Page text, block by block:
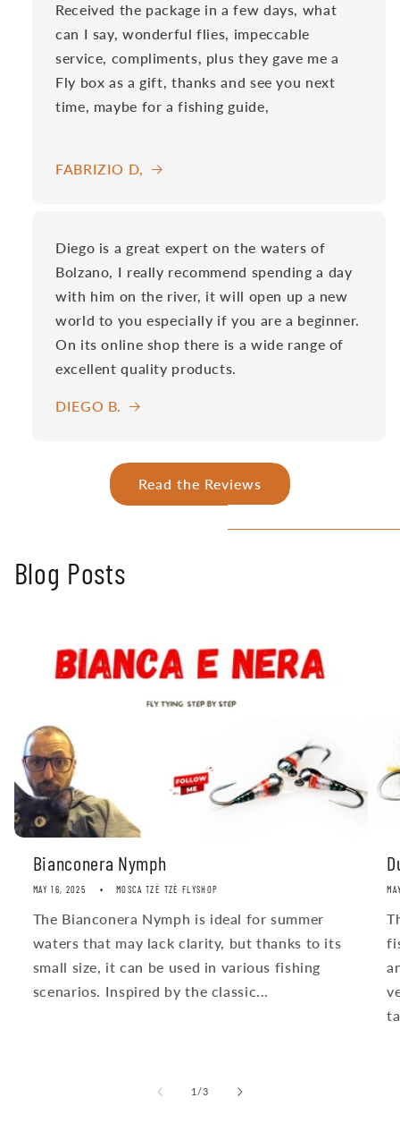
Received the package in a few days, what
can I say, wonderful flies, impeccable
service, compliments, plus they gave me a
Fly box as a gift, thanks and see you next
time, maybe for a fishing guide,
FABRIZIO D,
Diego is a great expert on the waters of
Bolzano, I really recommend spending a day
with him on the river, it will open up a new
world to you especially if you are a beginner.
On its online shop there is a wide range of
excellent quality products.
DIEGO B.
Read the Reviews
Blog Posts
Bianconera Nymph
MAY 16, 2025 MOSCA TZÈ TZÈ FLYSHOP
The Bianconera Nymph is ideal for summer
waters that may lack clarity, but thanks to its
small size, it can be used in various fishing
scenarios. Inspired by the classic...
1 /of
3